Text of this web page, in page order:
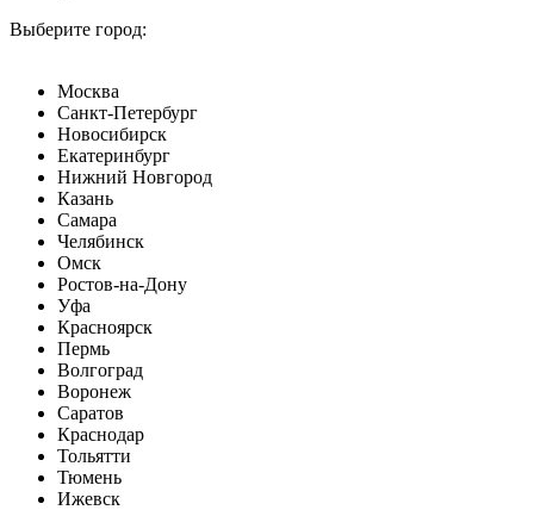
Выберите город:
Москва
Санкт-Петербург
Новосибирск
Екатеринбург
Нижний Новгород
Казань
Самара
Челябинск
Омск
Ростов-на-Дону
Уфа
Красноярск
Пермь
Волгоград
Воронеж
Саратов
Краснодар
Тольятти
Тюмень
Ижевск